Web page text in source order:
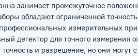
занимает промежуточное
обладают ограниченной
измерительных
детектор для точного измерения
и разрешение, но они могут